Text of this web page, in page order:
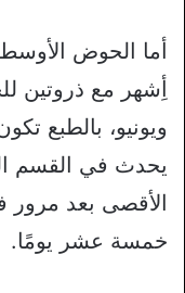
أما الحوض
أِشهر مع ذروتين
ويونيو، بالطبع
يحدث في القسم
الأقصى بعد مرور
خمسة عشر يومًا.